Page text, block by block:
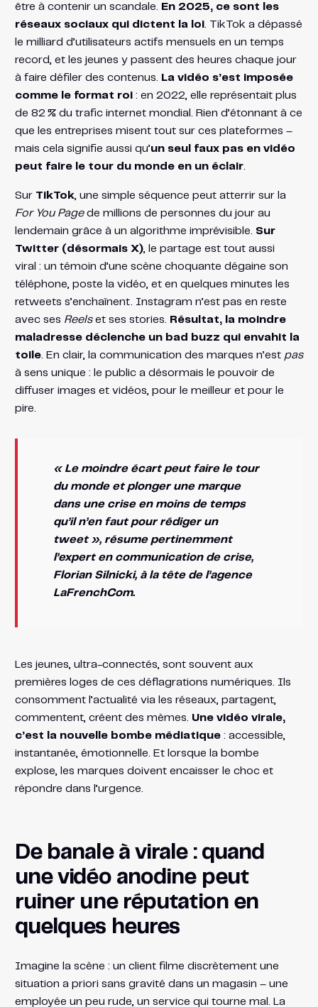
être à contenir un scandale.
En 2025, ce sont les
réseaux sociaux qui dictent la loi . TikTok a dépassé
le milliard d’utilisateurs actifs mensuels en un temps
record​, et les jeunes y passent des heures chaque jour
à faire défiler des contenus.
La vidéo s’est imposée
comme le format roi : en 2022, elle représentait plus
de 82 % du trafic internet mondial​. Rien d’étonnant à ce
que les entreprises misent tout sur ces plateformes –
mais cela signifie aussi qu’un seul faux pas en vidéo
peut faire le tour du monde en un éclair.
Sur TikTok, une simple séquence peut atterrir sur la
For You Pagede millions de personnes du jour au
lendemain grâce à un algorithme imprévisible. Sur
Twitter (désormais X), le partage est tout aussi
viral : un témoin d’une scène choquante dégaine son
téléphone, poste la vidéo, et en quelques minutes les
retweets s’enchaînent. Instagram n’est pas en reste
avec ses Reelset ses stories.
Résultat, la moindre
maladresse déclenche un bad buzz qui envahit la
toile​. En clair, la communication des marques n’est pas
à sens unique : le public a désormais le pouvoir de
diffuser images et vidéos, pour le meilleur et pour le
pire.
« Le moindre écart peut faire le tour
du monde et plonger une marque
dans une crise en moins de temps
qu’il n’en faut pour rédiger un
tweet », résume pertinemment
l’expert en communication​ de crise,
Florian Silnicki, à la tête de l’agence
LaFrenchCom.
Les jeunes, ultra-connectés, sont souvent aux
premières loges de ces déflagrations numériques. Ils
consomment l’actualité via les réseaux, partagent,
commentent, créent des mèmes. Une vidéo virale,
c’est la nouvelle bombe médiatique: accessible,
instantanée, émotionnelle. Et lorsque la bombe
explose, les marques doivent encaisser le choc et
répondre dans l’urgence.
De banale à virale : quand
une vidéo anodine peut
ruiner une réputation en
quelques heures
Imagine la scène : un client filme discrètement une
situation a priori sans gravité dans un magasin – une
employée un peu rude, un service qui tourne mal. La